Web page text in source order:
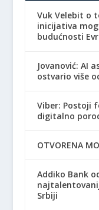
Vuk Velebit o
inicijativa
budućnosti
Jovanović: AI
ostvario više
Viber: Postoji
digitalno
OTVORENA
Addiko Bank
Srbiji